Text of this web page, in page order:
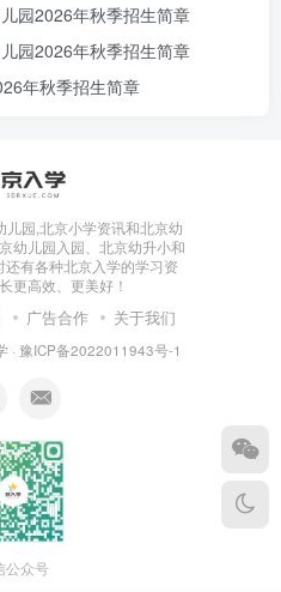
活动，不收取任何费
名流程操作，谨防诈骗。
师，电话：60276552
园2026年秋季招生简章
园2026年秋季招生简章
年秋季招生简章
园,北京小学资讯和北京幼
幼儿园入园、北京幼升小和
有各种北京入学的学习资
更高效、更美好！
广告合作 关于我们
· 豫ICP备2022011943号-1
公众号